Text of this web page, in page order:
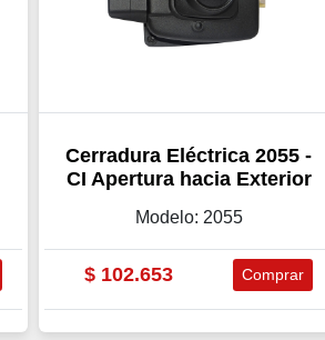
Cerradura Eléctrica 2055 -
CI Apertura hacia Exterior
Modelo: 2055
$102.653 Comprar